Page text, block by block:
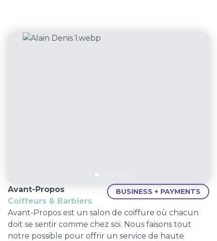
Avant-Propos
Coiffeurs & Barbiers
BUSINESS + PAYMENTS
Avant-Propos est un salon de coiffure où chacun
doit se sentir comme chez soi. Nous faisons tout
notre possible pour offrir un service de haute